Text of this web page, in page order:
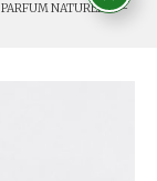
PARFUM NATURELLE –